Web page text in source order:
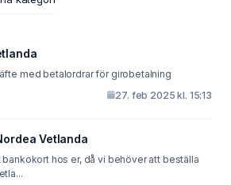
med betalordrar för girobetalning
27. feb 2025 kl. 15:13
Vetlanda
hos er, då vi behöver att beställa